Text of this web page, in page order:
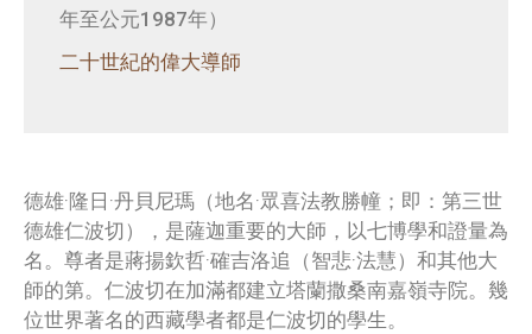
年至公元1987年）
二十世紀的偉大導師
德雄·隆日·丹貝尼瑪（地名·眾喜法教勝幢；即：第三世
德雄仁波切），是薩迦重要的大師，以七博學和證量為
名。尊者是蔣揚欽哲·確吉洛追（智悲·法慧）和其他大
師的第。仁波切在加滿都建立塔蘭撒桑南嘉嶺寺院。幾
位世界著名的西藏學者都是仁波切的學生。